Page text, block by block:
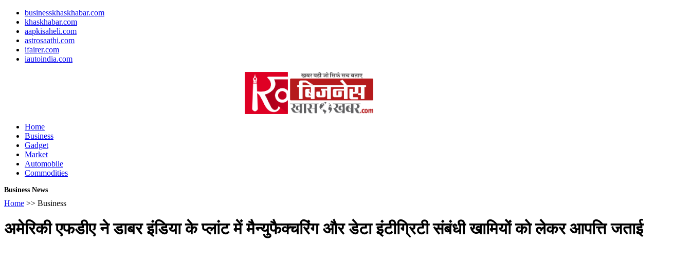
businesskhaskhabar.com
khaskhabar.com
aapkisaheli.com
astrosaathi.com
ifairer.com
iautoindia.com
Home
Business
Gadget
Market
Automobile
Commodities
Business News
Home >> Business
अमेरिकी एफडीए ने डाबर इंडिया के प्लांट में मैन्युफैक्चरिंग और डेटा इंटीग्रिटी संबंधी खामियों को लेकर आपत्ति जताई